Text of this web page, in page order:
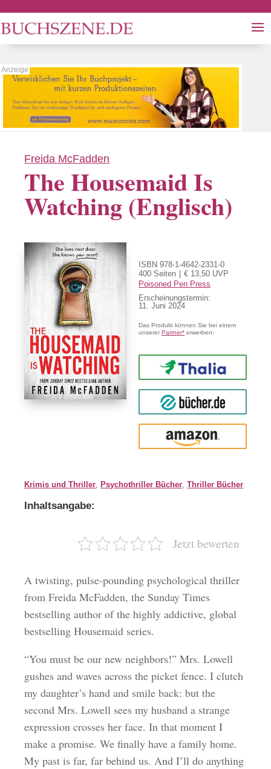
Freida McFadden
The Housemaid Is
Watching (Englisch)
ISBN 978-1-4642-2331-0
400 Seiten
€ 13,50 UVP
Poisoned Pen Press
Erscheinungstermin:
11. Juni 2024
Das Produkt können Sie bei einem
unsererPartner* erwerben:
Thalia
buecher.de
Amazon
Krimis und Thriller, Psychothriller Bücher,Thriller Bücher
Inhaltsangabe:
Jetzt bewerten
A twisting, pulse-pounding psychological thriller
from Freida McFadden, the Sunday Times
bestselling author of the highly addictive, global
bestselling Housemaid series.
“You must be our new neighbors!” Mrs. Lowell
gushes and waves across the picket fence. I clutch
my daughter’s hand and smile back: but the
second Mrs. Lowell sees my husband a strange
expression crosses her face. In that moment I
make a promise. We finally have a family home.
My past is far, far behind us. And I’ll do anything